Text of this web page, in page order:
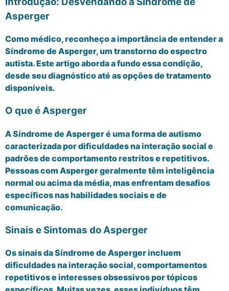
Asperger
Como médico, reconheço a importância de entender a
Síndrome de Asperger, um transtorno do espectro
autista. Este artigo aborda a fundo essa condição,
desde seu diagnóstico até as opções de tratamento
disponíveis.
O que é Asperger
A Síndrome de Asperger é uma forma de autismo
caracterizada por dificuldades na interação social e
padrões de comportamento restritos e repetitivos.
Pessoas com Asperger geralmente têm inteligência
normal ou acima da média, mas enfrentam desafios
específicos nas habilidades sociais e de
comunicação.
Sinais e Sintomas do Asperger
Os sinais da Síndrome de Asperger incluem
dificuldades na interação social, comportamentos
repetitivos e interesses obsessivos por tópicos